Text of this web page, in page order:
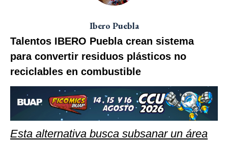
Ibero Puebla
Talentos IBERO Puebla crean sistema
para convertir residuos plásticos no
reciclables en combustible
Esta alternativa busca subsanar un área